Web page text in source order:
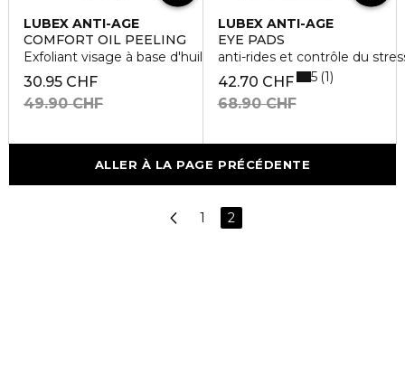
LUBEX ANTI-AGE
COMFORT OIL PEELING
Exfoliant visage à base d'huile
30.95 CHF
49.90 CHF
LUBEX ANTI-AGE
EYE PADS
anti-rides et contrôle du
42.70 CHF
68.90 CHF
5 1
ALLER À LA PAGE PRÉCÉDENTE
1 2